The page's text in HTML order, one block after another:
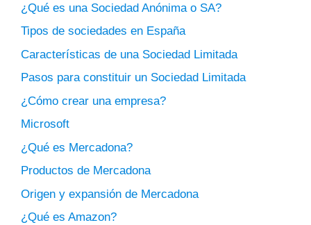
¿Qué es una Sociedad Anónima o SA?
Tipos de sociedades en España
Características de una Sociedad Limitada
Pasos para constituir un Sociedad Limitada
¿Cómo crear una empresa?
Microsoft
¿Qué es Mercadona?
Productos de Mercadona
Origen y expansión de Mercadona
¿Qué es Amazon?